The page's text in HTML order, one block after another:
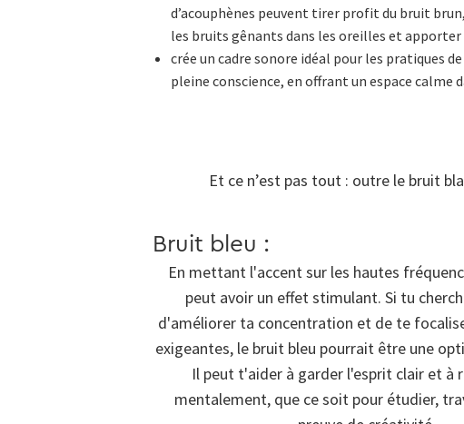
d’acouphènes peuvent tirer profit du bruit
les bruits gênants dans les oreilles et
crée un cadre sonore idéal pour les pratiques
pleine conscience, en offrant un espace
Et ce n’est pas tout : outre le bruit
Bruit bleu :
En mettant l'accent sur les hautes
peut avoir un effet stimulant. Si tu
d'améliorer ta concentration et de te
exigeantes, le bruit bleu pourrait être une
Il peut t'aider à garder l'esprit clair et à
mentalement, que ce soit pour étudier,